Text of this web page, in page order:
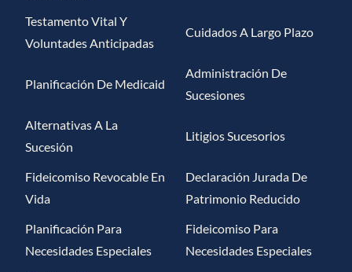
Testamento Vital Y
Voluntades Anticipadas
Cuidados A Largo Plazo
Planificación De Medicaid
Administración De
Sucesiones
Alternativas A La
Sucesión
Litigios Sucesorios
Fideicomiso Revocable En
Vida
Declaración Jurada De
Patrimonio Reducido
Planificación Para
Necesidades Especiales
Fideicomiso Para
Necesidades Especiales